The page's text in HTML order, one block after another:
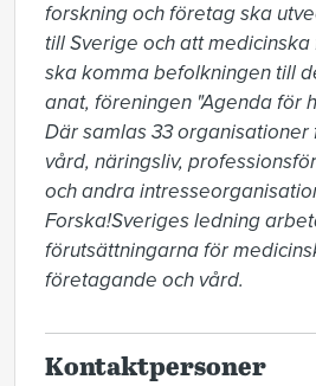
forskning och företag ska
till Sverige och att
ska komma befolkningen till
anat, föreningen "Agenda för
Där samlas 33 organisationer
vård, näringsliv,
och andra
Forska!Sveriges ledning
förutsättningarna för
företagande och vård.
Kontaktpersoner